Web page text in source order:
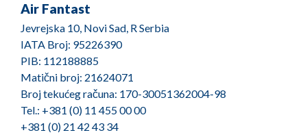
Air Fantast
Jevrejska 10, Novi Sad, R Serbia
IATA Broj: 95226390
PIB: 112188885
Matični broj: 21624071
Broj tekućeg računa: 170-30051362004-98
Tel.: +381 (0) 11 455 00 00
+381 (0) 21 42 43 34